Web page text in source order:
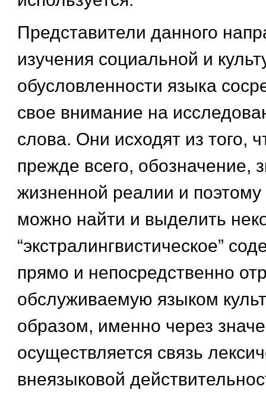
Представители данного
изучения социальной и
обусловленности языка
свое внимание на
слова. Они исходят из того,
прежде всего, обозначение,
жизненной реалии и поэтому
можно найти и выделить
“экстралингвистическое”
прямо и непосредственно
обслуживаемую языком
образом, именно через
осуществляется связь
внеязыковой